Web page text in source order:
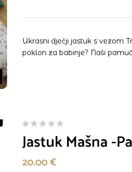
Ukrasni dječji jastuk s vezom
poklon za babinje? Naši
Jastuk Mašna -
20.00€